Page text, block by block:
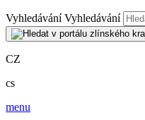
Vyhledávání Vyhledávání
CZ
cs
menu